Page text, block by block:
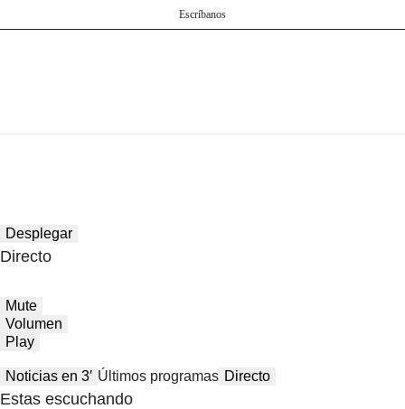
Escríbanos
Desplegar
Directo
Mute
Volumen
Play
Noticias en 3′ Últimos programas Directo
Estas escuchando